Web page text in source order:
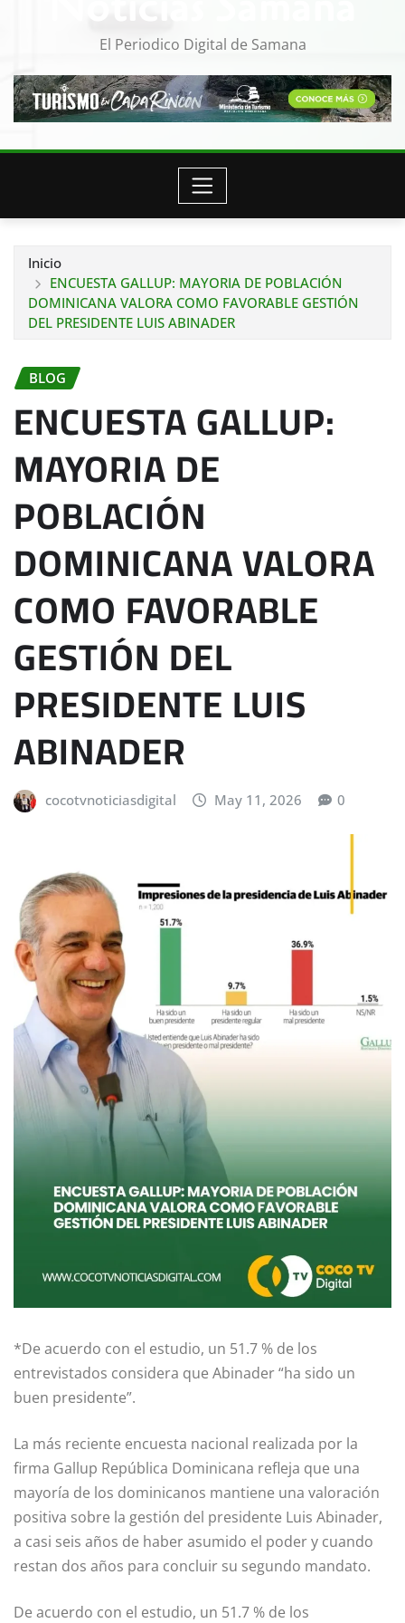
El Periodico Digital de Samana
Inicio
ENCUESTA GALLUP: MAYORIA DE POBLACIÓN
DOMINICANA VALORA COMO FAVORABLE GESTIÓN
DEL PRESIDENTE LUIS ABINADER
BLOG
ENCUESTA GALLUP:
MAYORIA DE
POBLACIÓN
DOMINICANA VALORA
COMO FAVORABLE
GESTIÓN DEL
PRESIDENTE LUIS
ABINADER
cocotvnoticiasdigital May 11, 2026 0
*De acuerdo con el estudio, un 51.7 % de los
entrevistados considera que Abinader “ha sido un
buen presidente”.
La más reciente encuesta nacional realizada por la
firma Gallup República Dominicana refleja que una
mayoría de los dominicanos mantiene una valoración
positiva sobre la gestión del presidente Luis Abinader,
a casi seis años de haber asumido el poder y cuando
restan dos años para concluir su segundo mandato.
De acuerdo con el estudio, un 51.7 % de los